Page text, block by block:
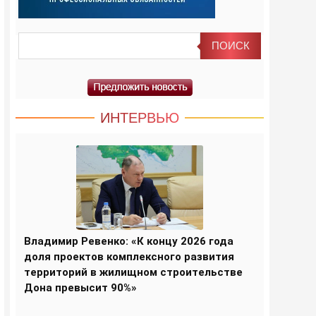
ИНТЕРВЬЮ
Владимир Ревенко: «К концу 2026 года
доля проектов комплексного развития
территорий в жилищном строительстве
Дона превысит 90%»